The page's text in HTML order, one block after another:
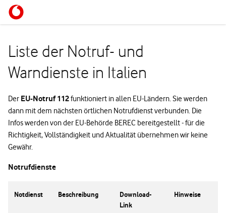
Liste der Notruf- und
Warndienste in Italien
Der EU-Notruf 112funktioniert in allen EU-Ländern. Sie werden
dann mit dem nächsten örtlichen Notrufdienst verbunden. Die
Infos werden von der EU-Behörde BEREC bereitgestellt - für die
Richtigkeit, Vollständigkeit und Aktualität übernehmen wir keine
Gewähr.
Notrufdienste
Notdienst Beschreibung
Download-
Link
Hinweise